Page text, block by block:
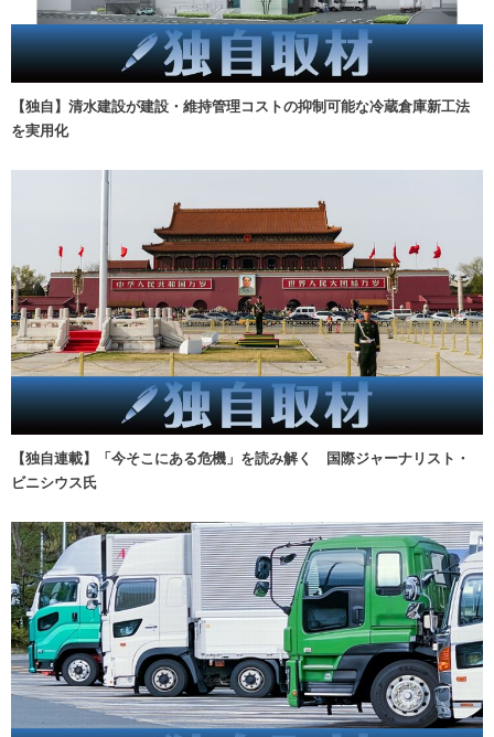
【独自】清水建設が建設・維持管理コストの抑制可能な冷蔵倉庫新工法
を実用化
【独自連載】「今そこにある危機」を読み解く 国際ジャーナリスト・
ビニシウス氏